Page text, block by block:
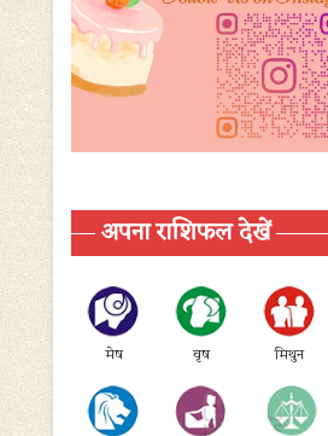
अपना राशिफल देखें
मेष वृष मिथुन